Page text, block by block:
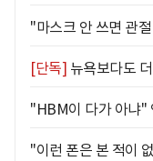
"마스크 안 쓰면 관
[단독] 뉴욕보다도
"HBM이 다가 아냐"
"이런 폰은 본 적이